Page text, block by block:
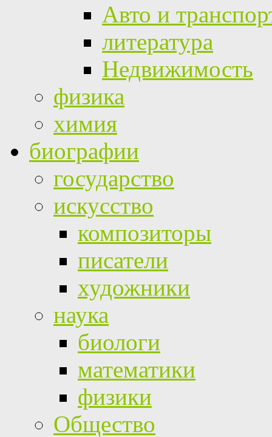
Авто и
литература
Недвижимость
физика
химия
биографии
государство
искусство
композиторы
писатели
художники
наука
биологи
математики
физики
Общество